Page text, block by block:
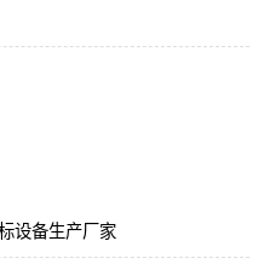
设备生产厂家